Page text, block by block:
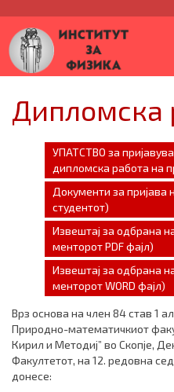
Дипломска
УПАТСТВО за
дипломска работа на
Документи за пријава
студентот)
Извештај за одбрана
менторот PDF фајл)
Извештај за одбрана
менторот WORD фајл)
Врз основа на член 84 став 1
Природно-математичкиот
Кирил и Методиј” во Скопје,
Факултетот, на 12. редовна
донесе: